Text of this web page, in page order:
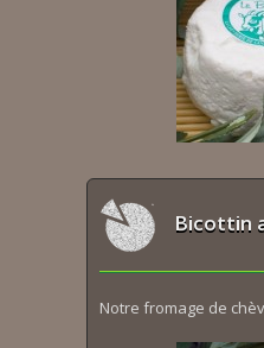
Bicottin
Notre fromage de